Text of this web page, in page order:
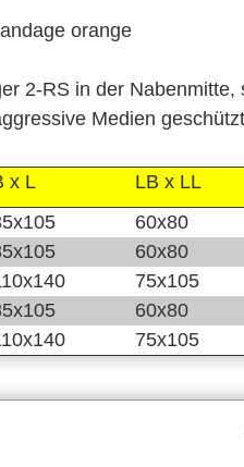
orange
2-RS in der
Medien
x L LB x LL
60x80
60x80
75x105
60x80
75x105